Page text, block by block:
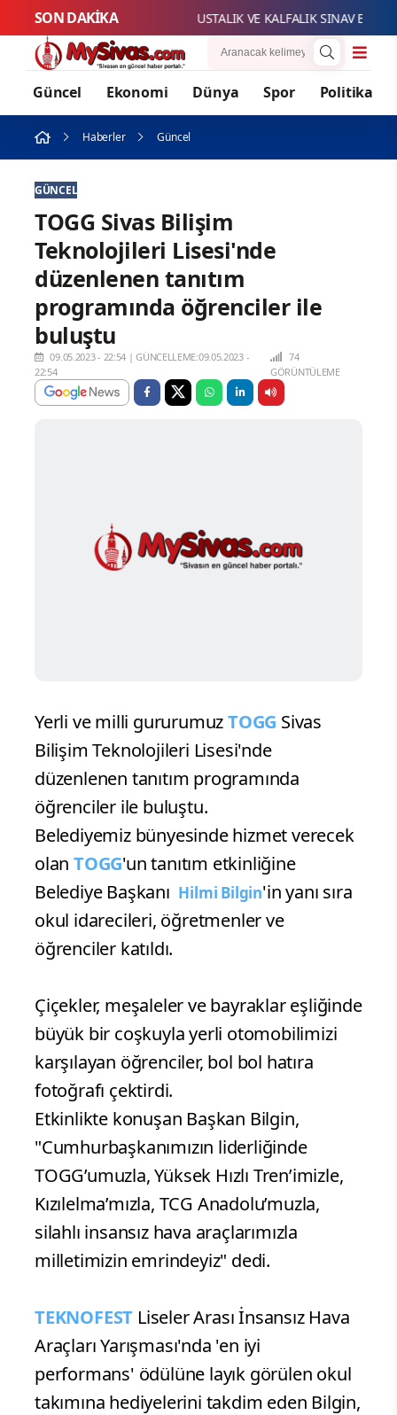
SON DAKİKA
Güncel Ekonomi Dünya Spor Politika
Haberler Güncel
GÜNCEL
TOGG Sivas Bilişim
Teknolojileri Lisesi'nde
düzenlenen tanıtım
programında öğrenciler ile
buluştu
09.05.2023 - 22:54 |GÜNCELLEME:09.05.2023 -
22:54
74
GÖRÜNTÜLEME
Yerli ve milli gururumuzTOGG Sivas
Bilişim Teknolojileri Lisesi'nde
düzenlenen tanıtım programında
öğrenciler ile buluştu.
Belediyemiz bünyesinde hizmet verecek
olan TOGG'un tanıtım etkinliğine
Belediye Başkanı Hilmi Bilgin'in yanı sıra
okul idarecileri, öğretmenler ve
öğrenciler katıldı.
Çiçekler, meşaleler ve bayraklar eşliğinde
büyük bir coşkuyla yerli otomobilimizi
karşılayan öğrenciler, bol bol hatıra
fotoğrafı çektirdi.
Etkinlikte konuşan Başkan Bilgin,
"Cumhurbaşkanımızın liderliğinde
TOGG’umuzla, Yüksek Hızlı Tren’imizle,
Kızılelma’mızla, TCG Anadolu’muzla,
silahlı insansız hava araçlarımızla
milletimizin emrindeyiz" dedi.
TEKNOFEST Liseler Arası İnsansız Hava
Araçları Yarışması'nda 'en iyi
performans' ödülüne layık görülen okul
takımına hediyelerini takdim eden Bilgin,